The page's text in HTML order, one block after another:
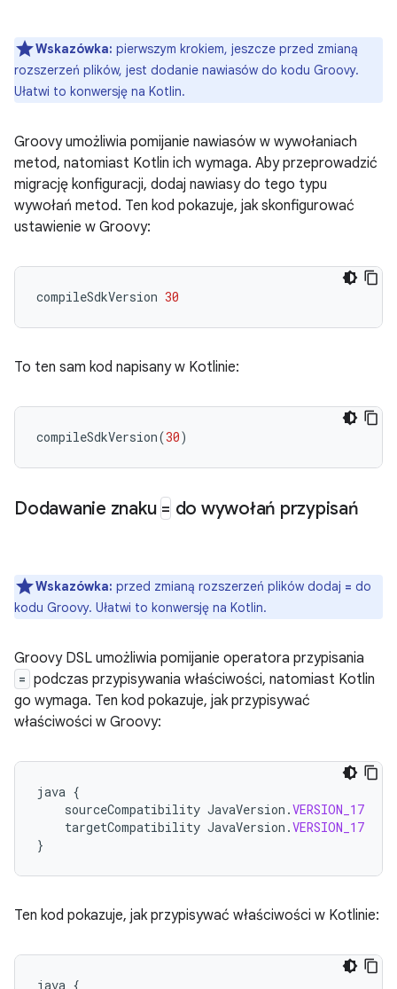
Wskazówka: pierwszym krokiem, jeszcze przed zmianą
rozszerzeń plików, jest dodanie nawiasów do kodu Groovy.
Ułatwi to konwersję na Kotlin.
Groovy umożliwia pomijanie nawiasów w wywołaniach
metod, natomiast Kotlin ich wymaga. Aby przeprowadzić
migrację konfiguracji, dodaj nawiasy do tego typu
wywołań metod. Ten kod pokazuje, jak skonfigurować
ustawienie w Groovy:
compileSdkVersion 30
To ten sam kod napisany w Kotlinie:
compileSdkVersion(30)
Dodawanie znaku = do wywołań przypisań
Wskazówka: przed zmianą rozszerzeń plików dodaj = do
kodu Groovy. Ułatwi to konwersję na Kotlin.
Groovy DSL umożliwia pomijanie operatora przypisania
= podczas przypisywania właściwości, natomiast Kotlin
go wymaga. Ten kod pokazuje, jak przypisywać
właściwości w Groovy:
java {
sourceCompatibility JavaVersion .VERSION_17
targetCompatibility JavaVersion .VERSION_17
}
Ten kod pokazuje, jak przypisywać właściwości w Kotlinie:
java {